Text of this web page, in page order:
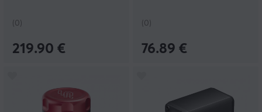
(0)
219.90 €
(0)
76.89 €